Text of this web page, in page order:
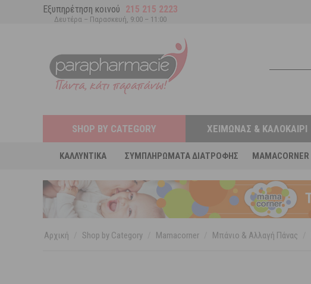
Εξυπηρέτηση κοινού 215 215 2223
Δευτέρα – Παρασκευή, 9:00 – 11:00
SHOP BY CATEGORY
ΚΑΛΛΥΝΤΙΚΆ ΣΥΜΠΛΗΡΏΜΑΤΑ ΔΙΑΤΡΟΦΉΣ MAMACORNER
ΧΕΙΜΏΝΑΣ & ΚΑΛΟΚΑΊΡΙ
Αρχική Shop by Category Mamacorner Μπάνιο & Αλλαγή Πάνας